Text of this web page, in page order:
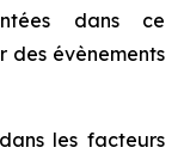
dans
ce
des évènements
dans les facteurs